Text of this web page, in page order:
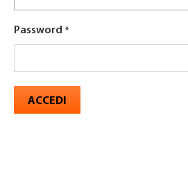
Password
ACCEDI